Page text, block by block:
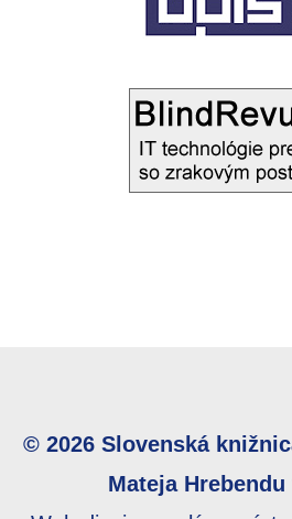
© 2026 Slovenská
Mateja